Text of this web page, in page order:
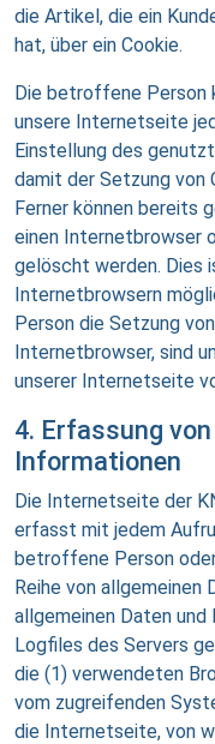
die Artikel, die ein
hat, über ein Cookie.
Die betroffene Person
unsere Internetseite
Einstellung des
damit der Setzung von
Ferner können bereits
einen Internetbrowser
gelöscht werden. Dies
Internetbrowsern
Person die Setzung
Internetbrowser, sind
unserer Internetseite
4. Erfassung
Informationen
Die Internetseite der
erfasst mit jedem
betroffene Person
Reihe von allgemeinen
allgemeinen Daten
Logfiles des Servers
die (1) verwendeten
vom zugreifenden
die Internetseite, von